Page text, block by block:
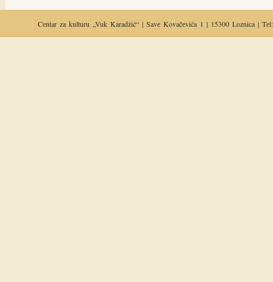
Cеntar za kulturu „Vuk Karadžić“ | Savе Kovačеvića 1 | 15300 Loznica |